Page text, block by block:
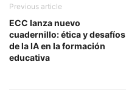
Previous article
ECC lanza nuevo
cuadernillo: ética y desafíos
de la IA en la formación
educativa